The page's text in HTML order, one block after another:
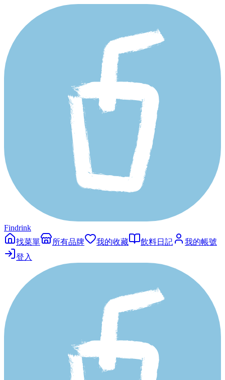
Findrink
找菜單
所有品牌 我的收藏 飲料日記
我的帳號
登入